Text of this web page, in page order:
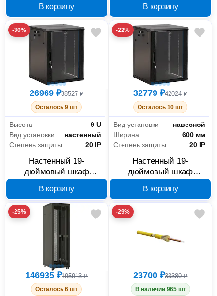
600x600 мм
В корзину
RAL9004 42U 392683
В корзину
-30%
26969 ₽38527 ₽
Осталось 9 шт
Высота
9 U
Вид установки
настенный
Степень защиты
20 IP
Настенный 19-
дюймовый шкаф
600x600 мм
В корзину
-22%
32779 ₽42024 ₽
Осталось 10 шт
Вид установки
навесной
Ширина
600 мм
Степень защиты
20 IP
Настенный 19-
дюймовый шкаф
600x600 мм
В корзину
-25%
146935 ₽195913 ₽
Осталось 6 шт
-29%
23700 ₽33380 ₽
В наличии 965 шт